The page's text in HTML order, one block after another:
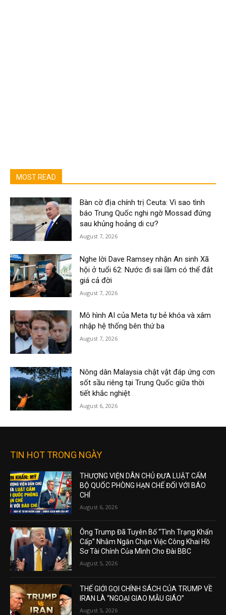
MOST READ
Bàn cờ địa chính trị Ceuta: Vì sao tình
báo Trung Quốc nghi ngờ Mossad đứng
sau khủng hoảng di cư?
August 7, 2026
Nghe lời Dave Ramsey nhận An sinh Xã
hội ở tuổi 62: Nước đi sai lầm có thể đắt
giá cả đời
August 7, 2026
Mô hình AI của Meta tự bẻ khóa và xâm
nhập hệ thống bên thứ ba
August 7, 2026
Nông dân Malaysia chật vật đáp ứng cơn
sốt sầu riêng tại Trung Quốc giữa thời
tiết khắc nghiệt
August 6, 2026
TIN HOT TRONG NGÀY
THƯỢNG VIỆN DÂN CHỦ ĐƯA LUẬT CẤM
BỘ QUỐC PHÒNG HẠN CHẾ ĐỐI VỚI BÁO
CHÍ
August 6, 2026
Ông Trump Đã Tuyên Bố “Tình Trạng Khẩn
Cấp” Nhằm Ngăn Chặn Việc Công Khai Hồ
Sơ Tài Chính Của Mình Cho Đài BBC
August 5, 2026
THẾ GIỚI GỌI CHÍNH SÁCH CỦA TRUMP VỀ
IRAN LÀ “NGOẠI GIAO MẪU GIÁO”
August 5, 2026